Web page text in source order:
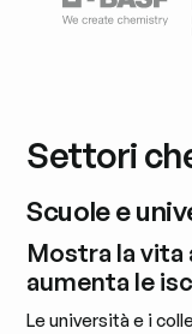
Settori
Scuole e
Mostra la
aumenta le
Le università e i